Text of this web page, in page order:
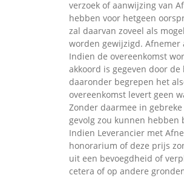
verzoek of aanwijzing van
hebben voor hetgeen
zal daarvan zoveel als
worden gewijzigd.
Indien de overeenkomst
akkoord is gegeven door
daaronder begrepen het
overeenkomst levert geen
Zonder daarmee in
gevolg zou kunnen hebben
Indien Leverancier met
honorarium of deze prijs
uit een bevoegdheid of
cetera of op andere